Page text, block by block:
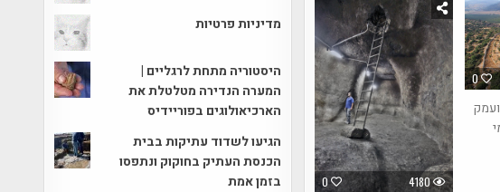
0 4180
0
מדיניות פרטיות
היסטוריה מתחת לרגליים |
המערה הנדירה מטלטלת את
הארכיאולוגים בפוריידיס
הגיעו לשדוד עתיקות בבית
הכנסת העתיק בחוקוק ונתפסו
בזמן אמת